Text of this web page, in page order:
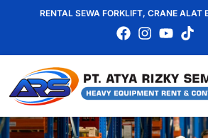
RENTAL SEWA FORKLIFT, CRANE ALAT